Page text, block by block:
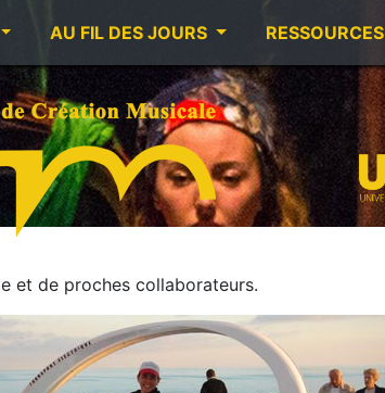
AU FIL DES JOURS RESSOURCES
et de proches collaborateurs.